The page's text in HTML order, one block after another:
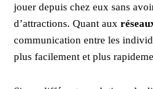
jouer depuis chez eux sans
d’attractions. Quant aux
communication entre les
plus facilement et plus